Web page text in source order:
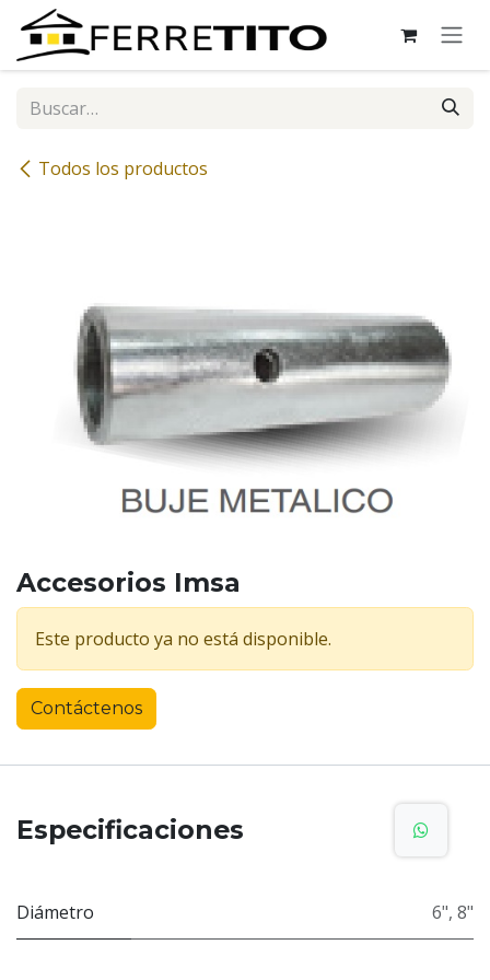
Ir al contenido
Todos los productos
Accesorios Imsa
Este producto ya no está disponible.
Contáctenos
Especificaciones
Diámetro 6", 8"